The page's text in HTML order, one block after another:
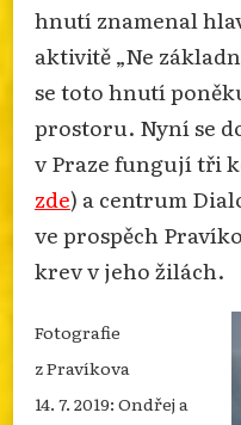
hnutí znamenal
aktivitě „Ne
se toto hnutí
prostoru. Nyní se
v Praze fungují tři
zde) a centrum
ve prospěch
krev v jeho žilách.
Fotografie
z Pravíkova
14. 7. 2019: Ondřej a